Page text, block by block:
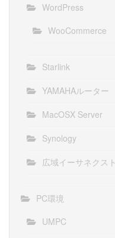
WordPress
WooCommerce
Starlink
YAMAHAルーター
MacOSX Server
Synology
広域イーサネクスト
PC環境
UMPC